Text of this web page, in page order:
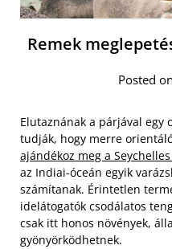
Remek
Posted
Elutaznának a párjával egy
tudják, hogy merre
ajándékoz meg a
az Indiai-óceán egyik
számítanak. Érintetlen
idelátogatók csodálatos
csak itt honos növények,
gyönyörködhetnek.